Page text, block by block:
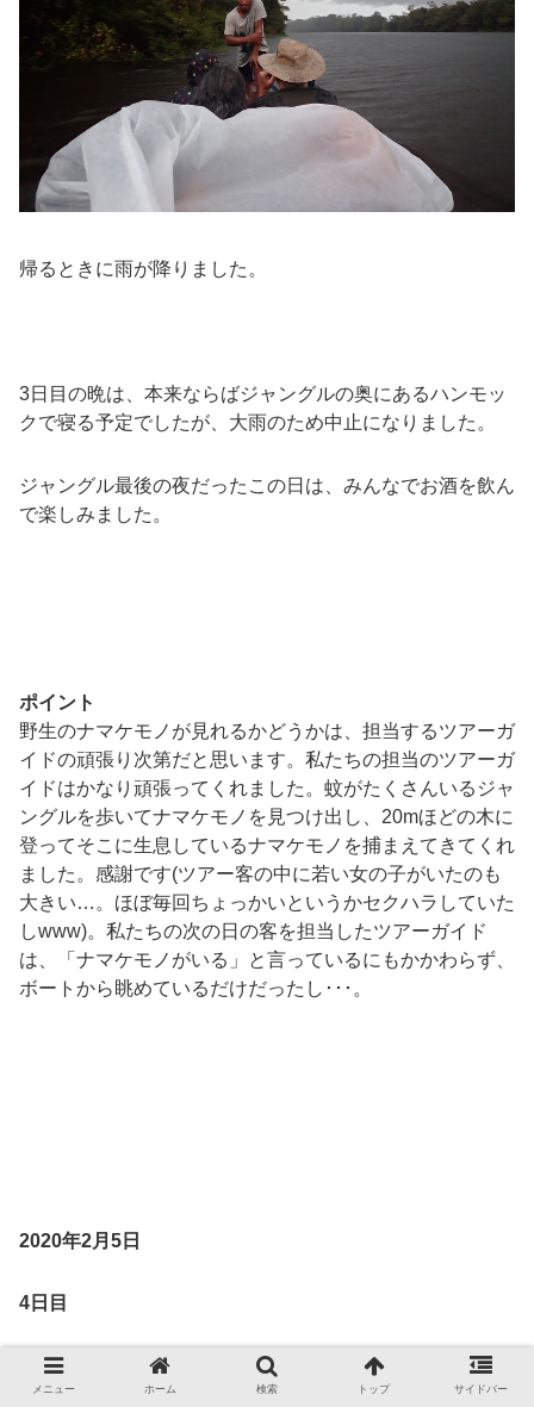
帰るときに雨が降りました。
3日目の晩は、本来ならばジャングルの奥にあるハンモッ
クで寝る予定でしたが、大雨のため中止になりました。
ジャングル最後の夜だったこの日は、みんなでお酒を飲ん
で楽しみました。
ポイント
野生のナマケモノが見れるかどうかは、担当するツアーガ
イドの頑張り次第だと思います。私たちの担当のツアーガ
イドはかなり頑張ってくれました。蚊がたくさんいるジャ
ングルを歩いてナマケモノを見つけ出し、20mほどの木に
登ってそこに生息しているナマケモノを捕まえてきてくれ
ました。感謝です(ツアー客の中に若い女の子がいたのも
大きい…。ほぼ毎回ちょっかいというかセクハラしていた
しwww)。私たちの次の日の客を担当したツアーガイド
は、「ナマケモノがいる」と言っているにもかかわらず、
ボートから眺めているだけだったし･･･。
2020年2月5日
4日目
最終日は大きな木を見に行ったあと、マナウスに戻りまし
た。
メニュー ホーム 検索 トップ サイドバー